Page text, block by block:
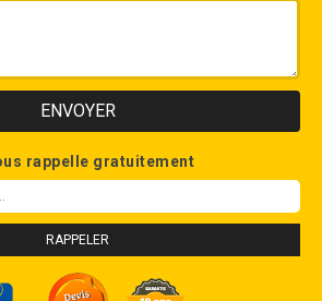
rappelle gratuitement